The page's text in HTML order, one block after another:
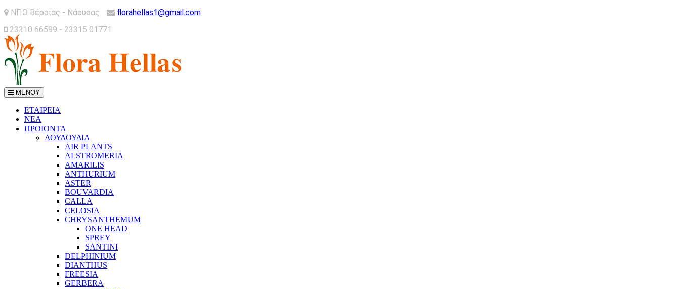
ΝΠΟ Βέροιας - Νάουσας
florahellas1@gmail.com
23310 66599 - 23315 01771
ΜΕΝΟΥ
ΕΤΑΙΡΕΙΑ
ΝΕΑ
ΠΡΟΙΟΝΤΑ
ΛΟΥΛΟΥΔΙΑ
AIR PLANTS
ALSTROMERIA
AMARILIS
ANTHURIUM
ASTER
BOUVARDIA
CALLA
CELOSIA
CHRYSANTHEMUM
ONE HEAD
SPREY
SANTINI
DELPHINIUM
DIANTHUS
FREESIA
GERBERA